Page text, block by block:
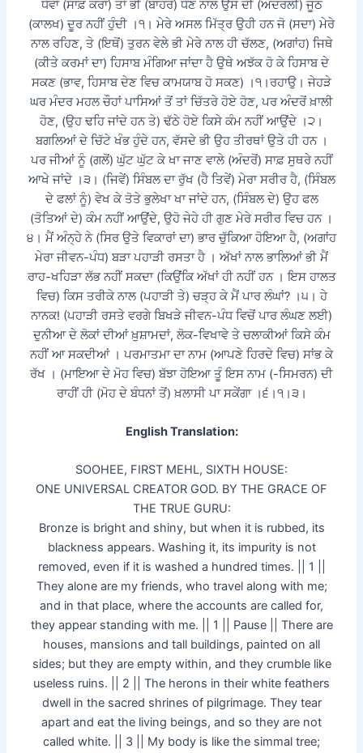
ਧੋਵਾਂ (ਸਾਫ਼ ਕਰਾਂ) ਤਾਂ ਭੀ (ਬਾਹਰੋਂ) ਧੋਣ ਨਾਲ ਉਸ ਦੀ (ਅੰਦਰਲੀ) ਜੂਠ
(ਕਾਲਖ) ਦੂਰ ਨਹੀਂ ਹੁੰਦੀ ।੧। ਮੇਰੇ ਅਸਲ ਮਿੱਤ੍ਰ ਉਹੀ ਹਨ ਜੋ (ਸਦਾ) ਮੇਰੇ
ਨਾਲ ਰਹਿਣ, ਤੇ (ਇਥੋਂ) ਤੁਰਨ ਵੇਲੇ ਭੀ ਮੇਰੇ ਨਾਲ ਹੀ ਚੱਲਣ, (ਅਗਾਂਹ) ਜਿਥੇ
(ਕੀਤੇ ਕਰਮਾਂ ਦਾ) ਹਿਸਾਬ ਮੰਗਿਆ ਜਾਂਦਾ ਹੈ ਉਥੇ ਅਝੱਕ ਹੋ ਕੇ ਹਿਸਾਬ ਦੇ
ਸਕਣ (ਭਾਵ, ਹਿਸਾਬ ਦੇਣ ਵਿਚ ਕਾਮਯਾਬ ਹੋ ਸਕਣ) ।੧।ਰਹਾਉ। ਜੇਹੜੇ
ਘਰ ਮੰਦਰ ਮਹਲ ਚੌਹਾਂ ਪਾਸਿਆਂ ਤੋਂ ਤਾਂ ਚਿੱਤਰੇ ਹੋਏ ਹੋਣ, ਪਰ ਅੰਦਰੋਂ ਖ਼ਾਲੀ
ਹੋਣ, (ਉਹ ਢਹਿ ਜਾਂਦੇ ਹਨ ਤੇ) ਢੱਠੇ ਹੋਏ ਕਿਸੇ ਕੰਮ ਨਹੀਂ ਆਉਂਦੇ ।੨।
ਬਗਲਿਆਂ ਦੇ ਚਿੱਟੇ ਖੰਭ ਹੁੰਦੇ ਹਨ, ਵੱਸਦੇ ਭੀ ਉਹ ਤੀਰਥਾਂ ਉਤੇ ਹੀ ਹਨ ।
ਪਰ ਜੀਆਂ ਨੂੰ (ਗਲੋਂ) ਘੁੱਟ ਘੁੱਟ ਕੇ ਖਾ ਜਾਣ ਵਾਲੇ (ਅੰਦਰੋਂ) ਸਾਫ਼ ਸੁਥਰੇ ਨਹੀਂ
ਆਖੇ ਜਾਂਦੇ ।੩। (ਜਿਵੇਂ) ਸਿੰਬਲ ਦਾ ਰੁੱਖ (ਹੈ ਤਿਵੇਂ) ਮੇਰਾ ਸਰੀਰ ਹੈ, (ਸਿੰਬਲ
ਦੇ ਫਲਾਂ ਨੂੰ) ਵੇਖ ਕੇ ਤੋਤੇ ਭੁਲੇਖਾ ਖਾ ਜਾਂਦੇ ਹਨ, (ਸਿੰਬਲ ਦੇ) ਉਹ ਫਲ
(ਤੋਤਿਆਂ ਦੇ) ਕੰਮ ਨਹੀਂ ਆਉਂਦੇ, ਉਹੋ ਜੇਹੇ ਹੀ ਗੁਣ ਮੇਰੇ ਸਰੀਰ ਵਿਚ ਹਨ ।
੪। ਮੈਂ ਅੰਨ੍ਹੇ ਨੇ (ਸਿਰ ਉਤੇ ਵਿਕਾਰਾਂ ਦਾ) ਭਾਰ ਚੁੱਕਿਆ ਹੋਇਆ ਹੈ, (ਅਗਾਂਹ
ਮੇਰਾ ਜੀਵਨ-ਪੰਧ) ਬੜਾ ਪਹਾੜੀ ਰਸਤਾ ਹੈ । ਅੱਖਾਂ ਨਾਲ ਭਾਲਿਆਂ ਭੀ ਮੈਂ
ਰਾਹ-ਖਹਿੜਾ ਲੱਭ ਨਹੀਂ ਸਕਦਾ (ਕਿਉਂਕਿ ਅੱਖਾਂ ਹੀ ਨਹੀਂ ਹਨ । ਇਸ ਹਾਲਤ
ਵਿਚ) ਕਿਸ ਤਰੀਕੇ ਨਾਲ (ਪਹਾੜੀ ਤੇ) ਚੜ੍ਹ ਕੇ ਮੈਂ ਪਾਰ ਲੰਘਾਂ? ।੫। ਹੇ
ਨਾਨਕ! (ਪਹਾੜੀ ਰਸਤੇ ਵਰਗੇ ਬਿਖੜੇ ਜੀਵਨ-ਪੰਧ ਵਿਚੋਂ ਪਾਰ ਲੰਘਣ ਲਈ)
ਦੁਨੀਆ ਦੇ ਲੋਕਾਂ ਦੀਆਂ ਖ਼ੁਸ਼ਾਮਦਾਂ, ਲੋਕ-ਵਿਖਾਵੇ ਤੇ ਚਲਾਕੀਆਂ ਕਿਸੇ ਕੰਮ
ਨਹੀਂ ਆ ਸਕਦੀਆਂ । ਪਰਮਾਤਮਾ ਦਾ ਨਾਮ (ਆਪਣੇ ਹਿਰਦੇ ਵਿਚ) ਸਾਂਭ ਕੇ
ਰੱਖ । (ਮਾਇਆ ਦੇ ਮੋਹ ਵਿਚ) ਬੱਝਾ ਹੋਇਆ ਤੂੰ ਇਸ ਨਾਮ (-ਸਿਮਰਨ) ਦੀ
ਰਾਹੀਂ ਹੀ (ਮੋਹ ਦੇ ਬੰਧਨਾਂ ਤੋਂ) ਖ਼ਲਾਸੀ ਪਾ ਸਕੇਂਗਾ ।੬।੧।੩।
English Translation:
SOOHEE, FIRST MEHL, SIXTH HOUSE:
ONE UNIVERSAL CREATOR GOD. BY THE GRACE OF
THE TRUE GURU:
Bronze is bright and shiny, but when it is rubbed, its
blackness appears. Washing it, its impurity is not
removed, even if it is washed a hundred times. || 1 ||
They alone are my friends, who travel along with me;
and in that place, where the accounts are called for,
they appear standing with me. || 1 || Pause || There are
houses, mansions and tall buildings, painted on all
sides; but they are empty within, and they crumble like
useless ruins. || 2 || The herons in their white feathers
dwell in the sacred shrines of pilgrimage. They tear
apart and eat the living beings, and so they are not
called white. || 3 || My body is like the simmal tree;